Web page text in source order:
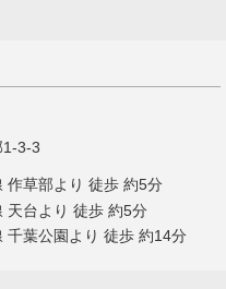
1-3-3
作草部より 徒歩 約5分
天台より 徒歩 約5分
千葉公園より 徒歩 約14分